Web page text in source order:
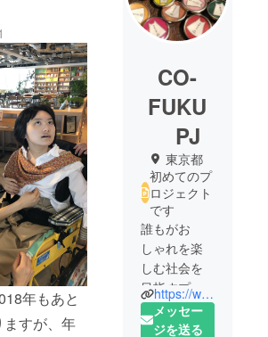
年もあと
すが、年
CO-
FUKU
PJ
東京都
初めてのプ
ロジェクト
です
誰もがお
しゃれを楽
しむ社会を
目指すプロ
ボノメン
バーが集っ
https://www.facebook.com/cofukupj/
メッセー
ジを送る